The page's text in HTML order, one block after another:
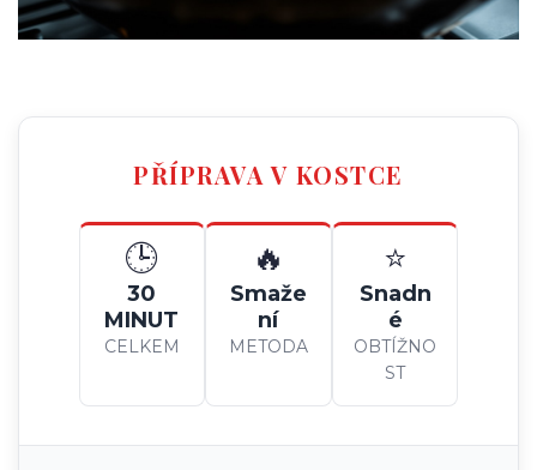
PŘÍPRAVA V KOSTCE
🕒
30
MINUT
CELKEM
🔥
Smaže
ní
METODA
⭐
Snadn
é
OBTÍŽNO
ST